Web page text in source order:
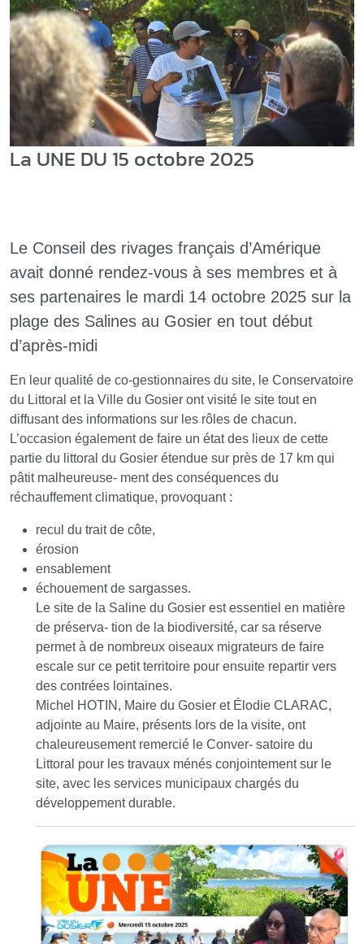
La UNE DU 15 octobre 2025
Le Conseil des rivages français d’Amérique
avait donné rendez-vous à ses membres et à
ses partenaires le mardi 14 octobre 2025 sur la
plage des Salines au Gosier en tout début
d’après-midi
En leur qualité de co-gestionnaires du site, le Conservatoire
du Littoral et la Ville du Gosier ont visité le site tout en
diffusant des informations sur les rôles de chacun.
L’occasion également de faire un état des lieux de cette
partie du littoral du Gosier étendue sur près de 17 km qui
pâtit malheureuse- ment des conséquences du
réchauffement climatique, provoquant :
recul du trait de côte,
érosion
ensablement
échouement de sargasses.
Le site de la Saline du Gosier est essentiel en matière
de préserva- tion de la biodiversité, car sa réserve
permet à de nombreux oiseaux migrateurs de faire
escale sur ce petit territoire pour ensuite repartir vers
des contrées lointaines.
Michel HOTIN, Maire du Gosier et Élodie CLARAC,
adjointe au Maire, présents lors de la visite, ont
chaleureusement remercié le Conver- satoire du
Littoral pour les travaux ménés conjointement sur le
site, avec les services municipaux chargés du
développement durable.